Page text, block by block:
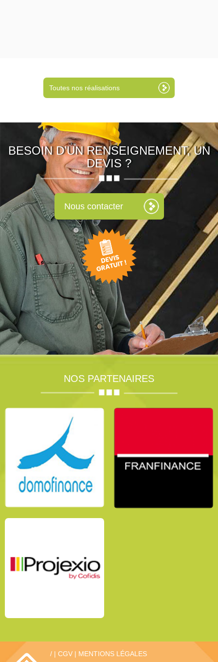
Toutes nos réalisations
BESOIN D’UN RENSEIGNEMENT, UN
DEVIS ?
Nous contacter
NOS PARTENAIRES
/ | CGV | MENTIONS LÉGALES